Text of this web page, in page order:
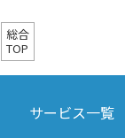
総合
TOP
サービス一覧